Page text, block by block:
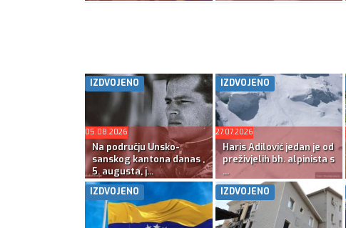
IZDVOJENO
05.08.2026
Na području Unsko-
sanskog kantona danas ,
5. augusta, j...
IZDVOJENO
27.07.2026
Haris Adilović jedan je od
preživjelih bh. alpinista s
...
IZDVOJENO IZDVOJENO